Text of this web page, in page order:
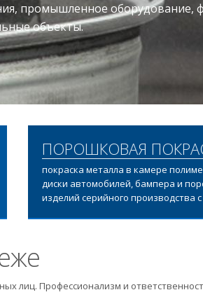
промышленное оборудование,
объекты.
ПОРОШКОВАЯ
покраска металла в камере
диски автомобилей, бампера и
изделий серийного производства
лиц. Профессионализм и